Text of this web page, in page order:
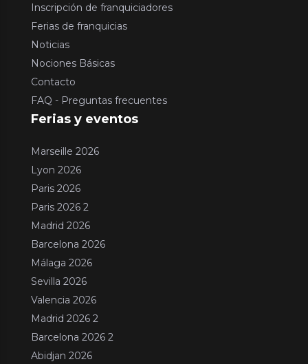
Inscripción de franquiciadores
Ferias de franquicias
Noticias
Nociones Básicas
Contacto
FAQ - Preguntas frecuentes
Ferias y eventos
Marseille 2026
Lyon 2026
Paris 2026
Paris 2026 2
Madrid 2026
Barcelona 2026
Málaga 2026
Sevilla 2026
Valencia 2026
Madrid 2026 2
Barcelona 2026 2
Abidjan 2026